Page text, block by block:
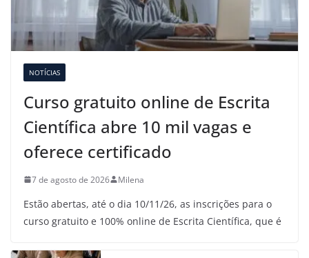
NOTÍCIAS
Curso gratuito online de Escrita
Científica abre 10 mil vagas e
oferece certificado
7 de agosto de 2026 Milena
Estão abertas, até o dia 10/11/26, as inscrições para o
curso gratuito e 100% online de Escrita Científica, que é